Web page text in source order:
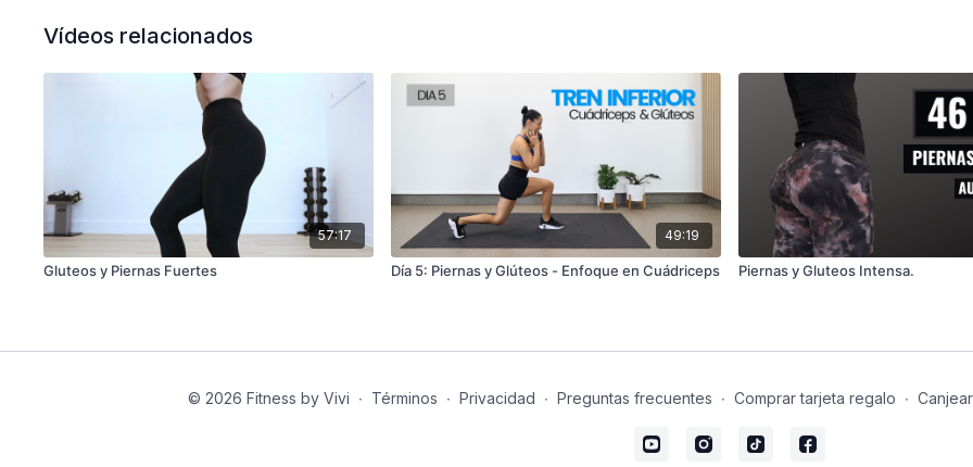
Vídeos relacionados
57:17
Gluteos y Piernas Fuertes
49:19
Día 5: Piernas y Glúteos - Enfoque en Cuádriceps Piernas y Gluteos Intensa.
© 2026 Fitness by Vivi ∙ Términos ∙ Privacidad ∙ Preguntas frecuentes ∙ Comprar tarjeta regalo ∙